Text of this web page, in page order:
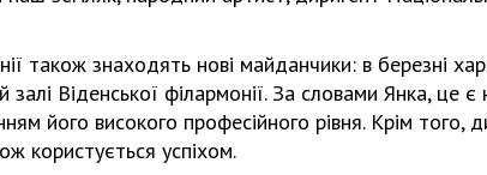
також знаходять нові майданчики: в березні
Віденської філармонії. За словами Янка, це
його високого професійного рівня. Крім того,
користується успіхом.